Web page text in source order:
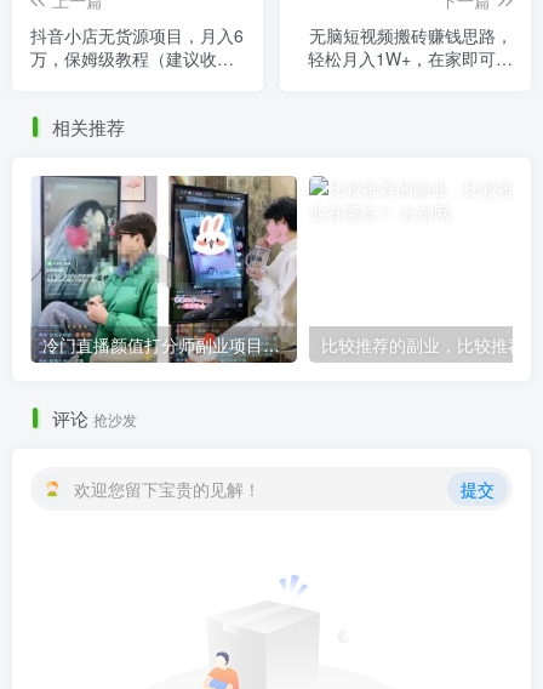
抖音小店无货源项目，月入6
万，保姆级教程（建议收
无脑短视频搬砖赚钱思路，
轻松月入1W+，在家即可躺
相关推荐
冷门直播颜值打分师副业项目思路，轻松收益月入过W，玩法无私分享给你
评论 抢沙发
欢迎您留下宝贵的见解！ 提交